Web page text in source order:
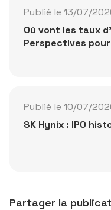
Publié le 13/07/
Où vont les taux
Perspectives
Publié le 10/07/
SK Hynix : IPO
Partager la